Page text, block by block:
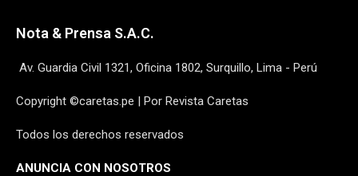
Nota & Prensa S.A.C.
Av. Guardia Civil 1321, Oficina 1802, Surquillo, Lima - Perú
Copyright ©caretas.pe | Por Revista Caretas
Todos los derechos reservados
ANUNCIA CON NOSOTROS